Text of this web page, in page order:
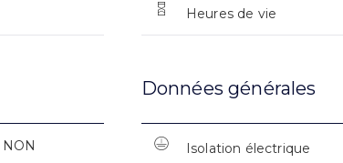
Heures de vie
NON
Données générales
Isolation électrique